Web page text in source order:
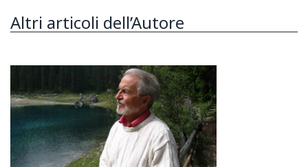
Altri articoli dell’Autore